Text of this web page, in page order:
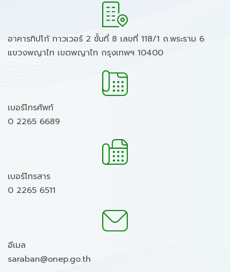
อาคารทิปโก้ ทาวเวอร์ 2 ชั้นที่ 8 เลขที่ 118/1 ถ.พระราม 6
แขวงพญาไท เขตพญาไท กรุงเทพฯ 10400
เบอร์โทรศัพท์
0 2265 6689
เบอร์โทรสาร
0 2265 6511
อีเมล
saraban@onep.go.th